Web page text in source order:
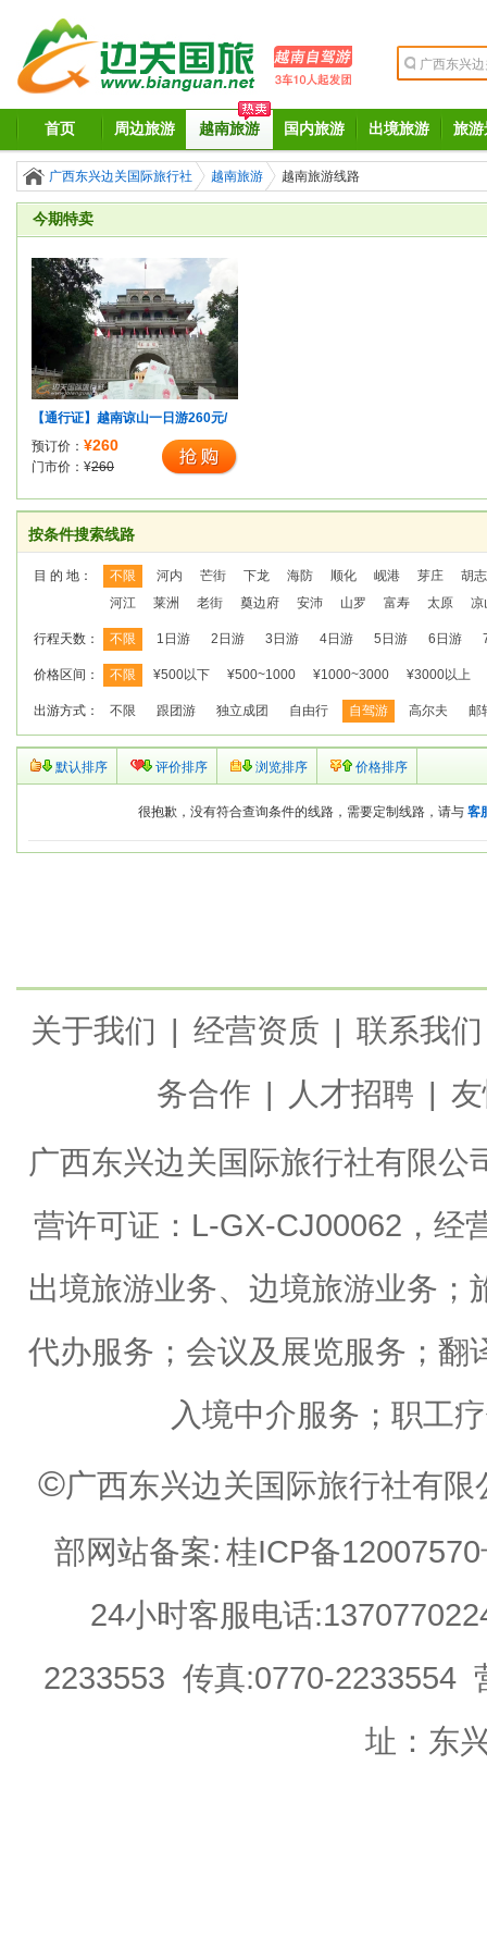
首页 周边旅游 越南旅游 国内旅游 出境旅游 旅游
广西东兴边关国际旅行社 越南旅游 越南旅游线路
今期特卖
【通行证】越南谅山一日游260元/
人起（不用护照，持身份证即可办
理边境旅游通行证出游）
预订价： ¥260
门市价： ¥260
按条件搜索线路
目 的 地： 不限 河内 芒街 下龙 海防 顺化 岘港 芽庄
胡
河江
莱洲 老街 奠边府 安沛 山罗 富寿 太原 凉
行程天数： 不限 1日游 2日游 3日游 4日游 5日游 6日游
价格区间： 不限 ¥500以下 ¥500~1000 ¥1000~3000 ¥3000以上
出游方式： 不限 跟团游 独立成团 自由行 自驾游 高尔夫 邮
默认排序 评价排序 浏览排序 价格排序
很抱歉，没有符合查询条件的线路，需要定制线路，请与 客
关于我们 | 经营资质 | 联系我们
务合作 | 人才招聘 |
广西东兴边关国际旅行社有限
营许可证：L-GX-CJ00062，经
出境旅游业务、边境旅游业务
代办服务；会议及展览服务；翻
入境中介服务；职工
©广西东兴边关国际旅行社有
部网站备案: 桂ICP备
24小时客服电话
2233553 传真:0770-2233554
址：东